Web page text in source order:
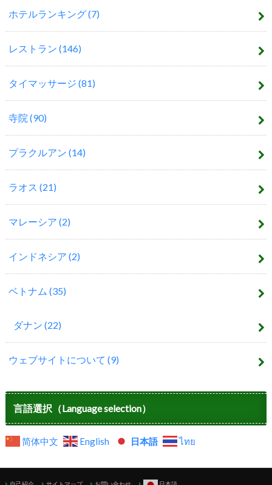
ホテルランキング(7)
レストラン (146)
タイマッサージ (81)
寺院 (90)
プラクルアン (14)
ラオス (21)
マレーシア (2)
インドネシア (2)
ベトナム (35)
ダナン (22)
ウェブサイトについて (9)
言語選択（Language selection）
简体中文 English 日本語 ไทย